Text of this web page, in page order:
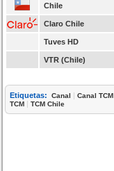
Chile
Claro Chile
Tuves HD
VTR (Chile)
Etiquetas: Canal |Canal TCM
TCM |TCM Chile